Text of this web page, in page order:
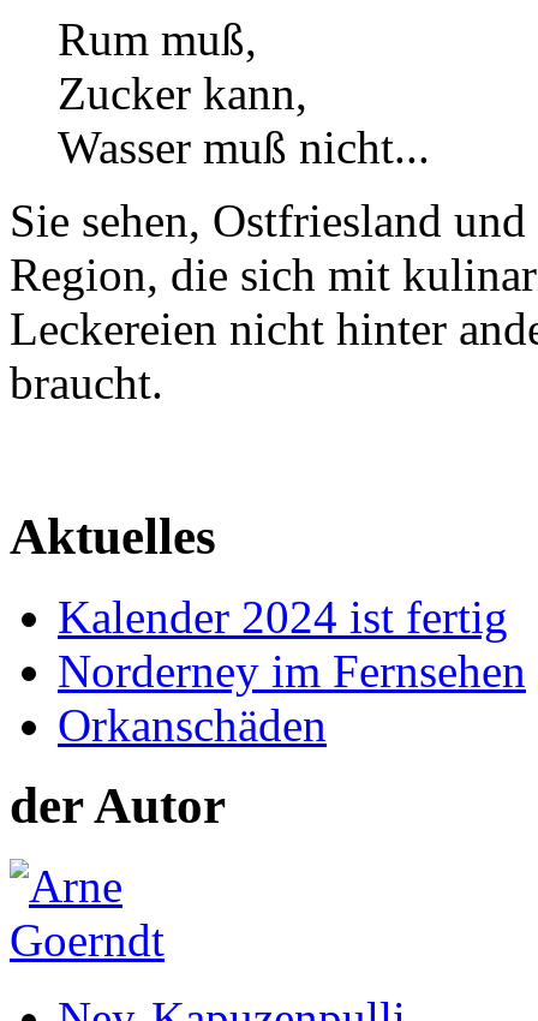
Rum muß,
Zucker kann,
Wasser muß nicht...
Sie sehen, Ostfriesland
Region, die sich mit
Leckereien nicht hinter
braucht.
Aktuelles
Kalender 2024 ist fertig
Norderney im Fernsehen
Orkanschäden
der Autor